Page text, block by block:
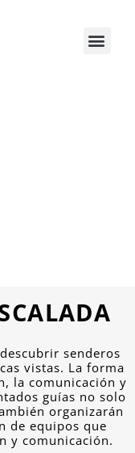
senderos
vistas. La forma
la comunicación y
guías no solo
organizarán
de equipos que
y comunicación.